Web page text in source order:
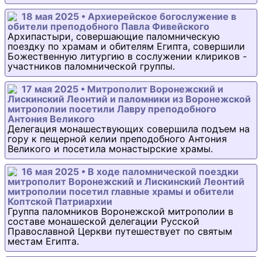
18 мая 2025 • Архиерейское богослужение в
обители преподобного Павла Фивейского
Архипастыри, совершающие паломническую
поездку по храмам и обителям Египта, совершили
Божественную литургию в сослужении клириков -
участников паломнической группы.
17 мая 2025 • Митрополит Воронежский и
Лискинский Леонтий и паломники из Воронежской
митрополии посетили Лавру преподобного
Антония Великого
Делегация монашествующих совершила подъем на
гору к пещерной келии преподобного Антония
Великого и посетила монастырские храмы.
16 мая 2025 • В ходе паломнической поездки
митрополит Воронежский и Лискинский Леонтий
митрополии посетил главные храмы и обители
Коптской Патриархии
Группа паломников Воронежской митрополии в
составе монашеской делегации Русской
Православной Церкви путешествует по святым
местам Египта.